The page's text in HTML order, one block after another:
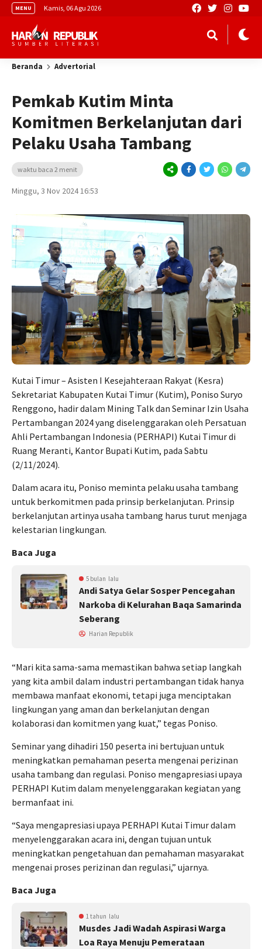
MENU Kamis, 06 Agu 2026
Beranda Advertorial
Pemkab Kutim Minta
Komitmen Berkelanjutan dari
Pelaku Usaha Tambang
waktu baca 2 menit
Minggu, 3 Nov 2024 16:53
Kutai Timur – Asisten I Kesejahteraan Rakyat (Kesra)
Sekretariat Kabupaten Kutai Timur (Kutim), Poniso Suryo
Renggono, hadir dalam Mining Talk dan Seminar Izin Usaha
Pertambangan 2024 yang diselenggarakan oleh Persatuan
Ahli Pertambangan Indonesia (PERHAPI) Kutai Timur di
Ruang Meranti, Kantor Bupati Kutim, pada Sabtu
(2/11/2024).
Dalam acara itu, Poniso meminta pelaku usaha tambang
untuk berkomitmen pada prinsip berkelanjutan. Prinsip
berkelanjutan artinya usaha tambang harus turut menjaga
kelestarian lingkungan.
Baca Juga
5 bulan lalu
Andi Satya Gelar Sosper Pencegahan
Narkoba di Kelurahan Baqa Samarinda
Seberang
Harian Republik
“Mari kita sama-sama memastikan bahwa setiap langkah
yang kita ambil dalam industri pertambangan tidak hanya
membawa manfaat ekonomi, tetapi juga menciptakan
lingkungan yang aman dan berkelanjutan dengan
kolaborasi dan komitmen yang kuat,” tegas Poniso.
Seminar yang dihadiri 150 peserta ini bertujuan untuk
meningkatkan pemahaman peserta mengenai perizinan
usaha tambang dan regulasi. Poniso mengapresiasi upaya
PERHAPI Kutim dalam menyelenggarakan kegiatan yang
bermanfaat ini.
“Saya mengapresiasi upaya PERHAPI Kutai Timur dalam
menyelenggarakan acara ini, dengan tujuan untuk
meningkatkan pengetahuan dan pemahaman masyarakat
mengenai proses perizinan dan regulasi,” ujarnya.
Baca Juga
1 tahun lalu
Musdes Jadi Wadah Aspirasi Warga
Loa Raya Menuju Pemerataan